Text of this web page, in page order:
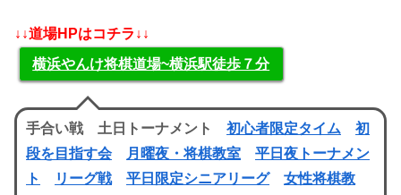
↓↓道場HPはコチラ↓↓
横浜やんけ将棋道場~横浜駅徒歩７分
手合い戦 土日トーナメント 初心者限定タイム
初
段を目指す会
月曜夜・将棋教室
平日夜トーナメン
ト
リーグ戦 平日限定シニアリーグ
女性将棋教